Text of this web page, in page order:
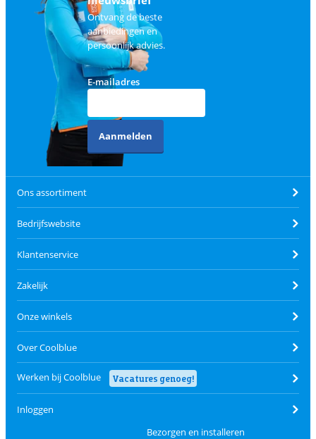
Ontvang de beste
aanbiedingen en
persoonlijk advies.
E-mailadres
Aanmelden
Ons assortiment
Bedrijfswebsite
Klantenservice
Zakelijk
Onze winkels
Over Coolblue
Werken bij Coolblue Vacatures genoeg!
Inloggen
Bezorgen en installeren